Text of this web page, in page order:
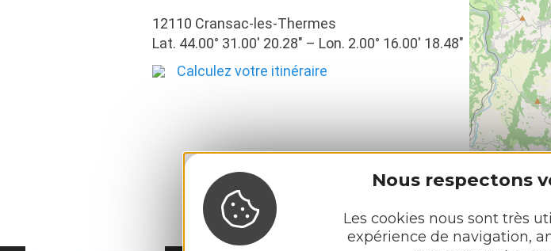
Nous respectons
Les cookies nous sont très
expérience de navigation,
12110 Cransac-les-Thermes
Lat. 44.00° 31.00′ 20.28″ – Lon. 2.00° 16.00′ 18.48″
Calculez votre itinéraire